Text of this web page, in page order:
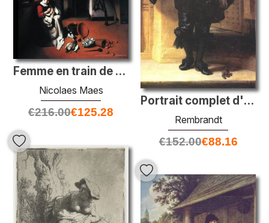
Portrait complet d'un homme debout
Rembrandt
€152.00€88.16
Femme en train de cueillir un canard
Nicolaes Maes
€216.00€125.28